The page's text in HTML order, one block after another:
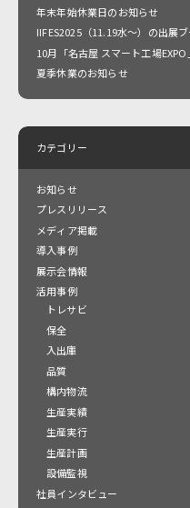
年末年始休業日のお知らせ
IIFES2025（11.19水～）の出展
10月「名古屋 スマート工場
夏季休業のお知らせ
カテゴリー
お知らせ
プレスリリース
メディア掲載
導入事例
展示会情報
活用事例
トレサビ
保全
入出庫
品質
構内物流
生産実績
生産実行
生産計画
設備監視
社員インタビュー